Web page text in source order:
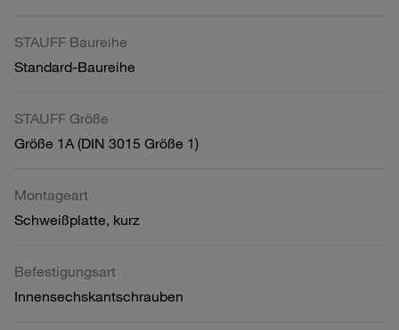
STAUFF Baureihe
Standard-Baureihe
STAUFF Größe
Größe 1A (DIN 3015 Größe 1)
Montageart
Schweißplatte, kurz
Befestigungsart
Innensechskantschrauben